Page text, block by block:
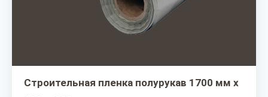
Строительная пленка полурукав 1700 мм х